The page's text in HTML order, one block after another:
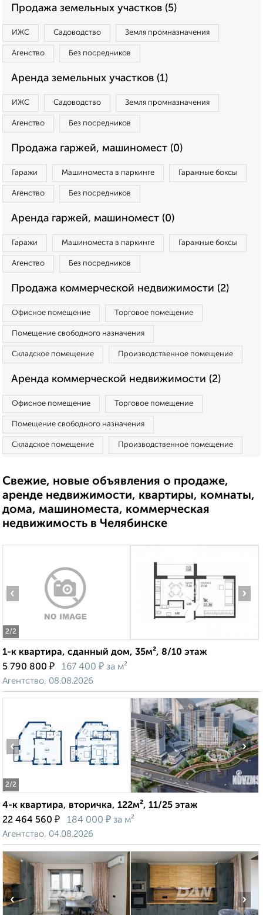
Продажа земельных участков (5)
ИЖС Садоводство Земля промназначения
Агенство Без посредников
Аренда земельных участков (1)
ИЖС Садоводство Земля промназначения
Агенство Без посредников
Продажа гаржей, машиномест (0)
Гаражи Машиноместа в паркинге Гаражные боксы
Агенство Без посредников
Аренда гаржей, машиномест (0)
Гаражи Машиноместа в паркинге Гаражные боксы
Агенство Без посредников
Продажа коммерческой недвижимости (2)
Офисное помещение Торговое помещение
Помещение свободного назначения
Складское помещение Производственное помещение
Аренда коммерческой недвижимости (2)
Офисное помещение Торговое помещение
Помещение свободного назначения
Складское помещение Производственное помещение
Свежие, новые объявления о продаже,
аренде недвижимости, квартиры, комнаты,
дома, машиноместа, коммерческая
недвижимость в Челябинске
2/2
‹ ›
1-к квартира, сданный дом, 35м², 8/10 этаж
5 790 800 ₽ 167 400 ₽ за м²
Агентство, 08.08.2026
2/2
‹ ›
4-к квартира, вторичка, 122м², 11/25 этаж
22 464 560 ₽ 184 000 ₽ за м²
Агентство, 04.08.2026
‹ ›